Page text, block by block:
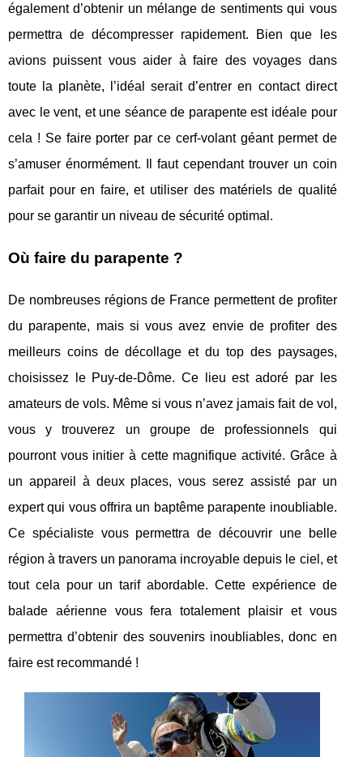
également d’obtenir un mélange de sentiments qui vous
permettra de décompresser rapidement. Bien que les
avions puissent vous aider à faire des voyages dans
toute la planète, l’idéal serait d’entrer en contact direct
avec le vent, et une séance de parapente est idéale pour
cela ! Se faire porter par ce cerf-volant géant permet de
s’amuser énormément. Il faut cependant trouver un coin
parfait pour en faire, et utiliser des matériels de qualité
pour se garantir un niveau de sécurité optimal.
Où faire du parapente ?
De nombreuses régions de France permettent de profiter
du parapente, mais si vous avez envie de profiter des
meilleurs coins de décollage et du top des paysages,
choisissez le Puy-de-Dôme. Ce lieu est adoré par les
amateurs de vols. Même si vous n’avez jamais fait de vol,
vous y trouverez un groupe de professionnels qui
pourront vous initier à cette magnifique activité. Grâce à
un appareil à deux places, vous serez assisté par un
expert qui vous offrira un baptême parapente inoubliable.
Ce spécialiste vous permettra de découvrir une belle
région à travers un panorama incroyable depuis le ciel, et
tout cela pour un tarif abordable. Cette expérience de
balade aérienne vous fera totalement plaisir et vous
permettra d’obtenir des souvenirs inoubliables, donc en
faire est recommandé !